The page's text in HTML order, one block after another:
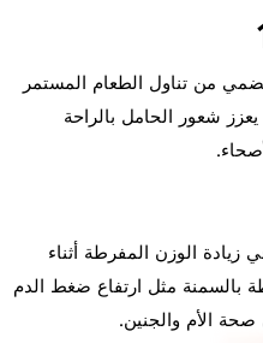
من تناول الطعام المستمر
شعور الحامل بالراحة
الوزن المفرطة أثناء
بالسمنة مثل ارتفاع ضغط الدم
الأم والجنين.